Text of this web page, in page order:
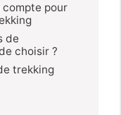
pour
de
choisir ?
trekking